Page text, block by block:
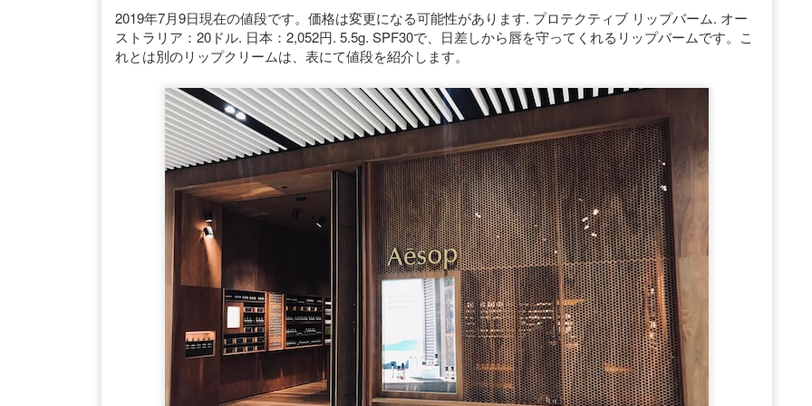
︎2019年7月9日現在の値段です。価格は変更になる可能性があります. プロテクティブ リップバーム. オー
ストラリア：20ドル. 日本：2,052円. 5.5g. SPF30で、日差しから唇を守ってくれるリップバームです。こ
れとは別のリップクリームは、表にて値段を紹介します。